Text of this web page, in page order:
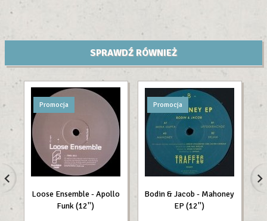
SPRAWDŹ RÓWNIEŻ
Promocja
Loose Ensemble - Apollo
Funk (12'')
Promocja
Bodin & Jacob - Mahoney
EP (12'')